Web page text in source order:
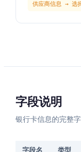
供应商信息 → 选
字段说明
银行卡信息的完整
字段名 类型